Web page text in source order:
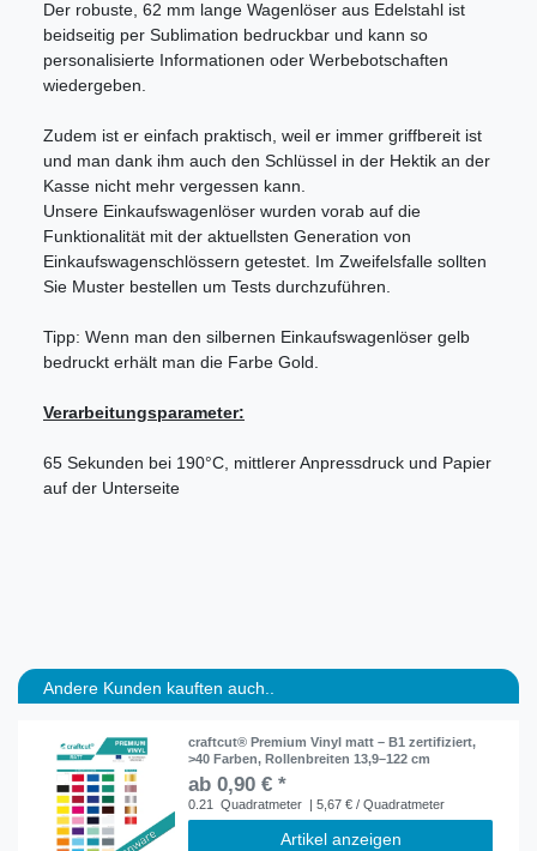
Der robuste, 62 mm lange Wagenlöser aus Edelstahl ist
beidseitig per Sublimation bedruckbar und kann so
personalisierte Informationen oder Werbebotschaften
wiedergeben.
Zudem ist er einfach praktisch, weil er immer griffbereit ist
und man dank ihm auch den Schlüssel in der Hektik an der
Kasse nicht mehr vergessen kann.
Unsere Einkaufswagenlöser wurden vorab auf die
Funktionalität mit der aktuellsten Generation von
Einkaufswagenschlössern getestet. Im Zweifelsfalle sollten
Sie Muster bestellen um Tests durchzuführen.
Tipp: Wenn man den silbernen Einkaufswagenlöser gelb
bedruckt erhält man die Farbe Gold.
Verarbeitungsparameter:
65 Sekunden bei 190°C, mittlerer Anpressdruck und Papier
auf der Unterseite
Andere Kunden kauften auch..
craftcut® Premium Vinyl matt – B1 zertifiziert,
>40 Farben, Rollenbreiten 13,9–122 cm
ab 0,90 € *
0.21 Quadratmeter | 5,67 € / Quadratmeter
Artikel anzeigen